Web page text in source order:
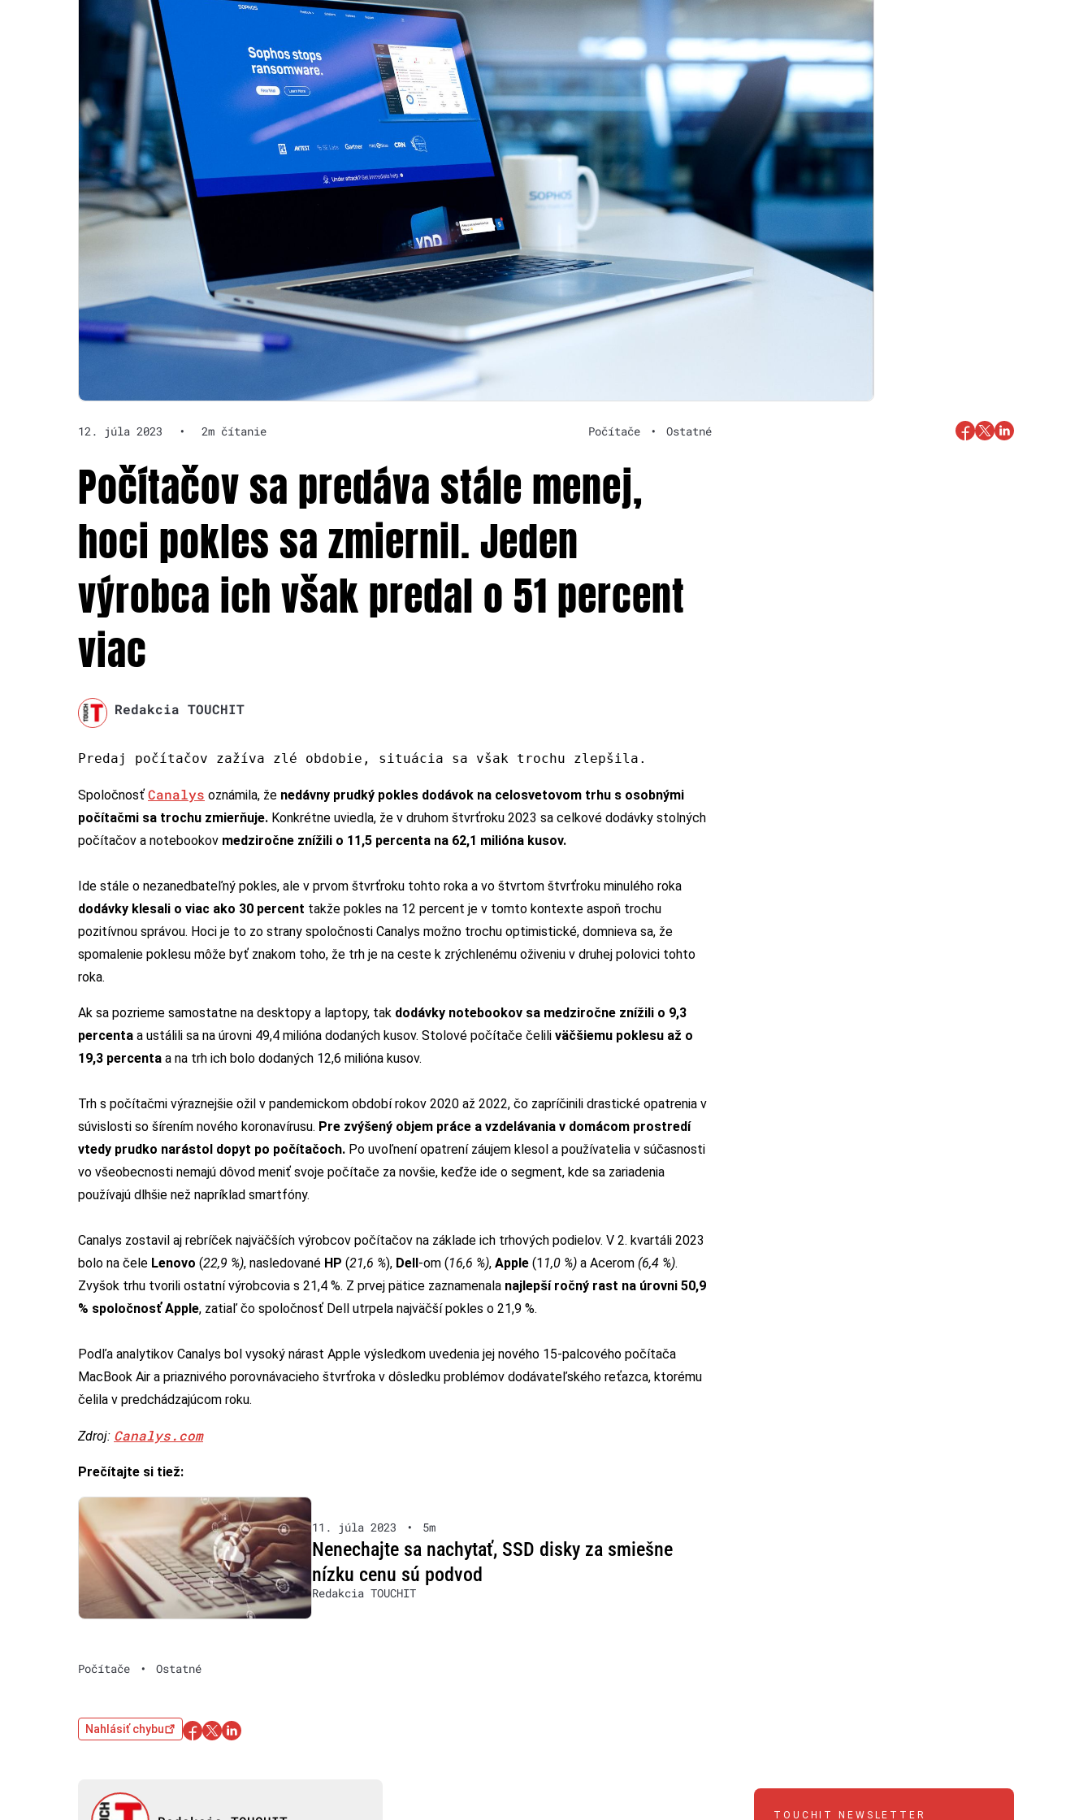
12. júla 2023 • 2m čítanie Počítače • Ostatné
Počítačov sa predáva stále menej,
hoci pokles sa zmiernil. Jeden
výrobca ich však predal o 51 percent
viac
Redakcia TOUCHIT
Predaj počítačov zažíva zlé obdobie, situácia sa však trochu zlepšila.
Spoločnosť Canalys oznámila, že nedávny prudký pokles dodávok na celosvetovom trhu s osobnými
počítačmi sa trochu zmierňuje. Konkrétne uviedla, že v druhom štvrťroku 2023 sa celkové dodávky stolných
počítačov a notebookov medziročne znížili o 11,5 percenta na 62,1 milióna kusov.
Ide stále o nezanedbateľný pokles, ale v prvom štvrťroku tohto roka a vo štvrtom štvrťroku minulého roka
dodávky klesali o viac ako 30 percent takže pokles na 12 percent je v tomto kontexte aspoň trochu
pozitívnou správou. Hoci je to zo strany spoločnosti Canalys možno trochu optimistické, domnieva sa, že
spomalenie poklesu môže byť znakom toho, že trh je na ceste k zrýchlenému oživeniu v druhej polovici tohto
roka.
Ak sa pozrieme samostatne na desktopy a laptopy, tak dodávky notebookov sa medziročne znížili o 9,3
percenta a ustálili sa na úrovni 49,4 milióna dodaných kusov. Stolové počítače čelili väčšiemu poklesu až o
19,3 percenta a na trh ich bolo dodaných 12,6 milióna kusov.
Trh s počítačmi výraznejšie ožil v pandemickom období rokov 2020 až 2022, čo zapríčinili drastické opatrenia v
súvislosti so šírením nového koronavírusu. Pre zvýšený objem práce a vzdelávania v domácom prostredí
vtedy prudko narástol dopyt po počítačoch. Po uvoľnení opatrení záujem klesol a používatelia v súčasnosti
vo všeobecnosti nemajú dôvod meniť svoje počítače za novšie, keďže ide o segment, kde sa zariadenia
používajú dlhšie než napríklad smartfóny.
Canalys zostavil aj rebríček najväčších výrobcov počítačov na základe ich trhových podielov. V 2. kvartáli 2023
bolo na čele Lenovo (22,9 %), nasledované HP (21,6 %), Dell-om (16,6 %), Apple (1 1,0 %) a Acerom (6,4 %).
Zvyšok trhu tvorili ostatní výrobcovia s 21,4 %. Z prvej pätice zaznamenala najlepší ročný rast na úrovni 50,9
% spoločnosť Apple, zatiaľ čo spoločnosť Dell utrpela najväčší pokles o 21,9 %.
Podľa analytikov Canalys bol vysoký nárast Apple výsledkom uvedenia jej nového 15-palcového počítača
MacBook Air a priaznivého porovnávacieho štvrťroka v dôsledku problémov dodávateľského reťazca, ktorému
čelila v predchádzajúcom roku.
Zdroj: Canalys.com
Prečítajte si tiež:
11. júla 2023 • 5m
Nenechajte sa nachytať, SSD disky za smiešne
nízku cenu sú podvod
Redakcia TOUCHIT
Počítače • Ostatné
Nahlásiť chybu
TOUCHIT NEWSLETTER